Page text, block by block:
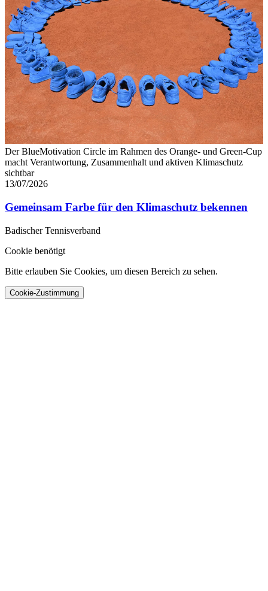
Der BlueMotivation Circle im Rahmen des Orange- und Green-Cup
macht Verantwortung, Zusammenhalt und aktiven Klimaschutz
sichtbar
13/07/2026
Gemeinsam Farbe für den Klimaschutz bekennen
Badischer Tennisverband
Cookie benötigt
Bitte erlauben Sie Cookies, um diesen Bereich zu sehen.
Cookie-Zustimmung